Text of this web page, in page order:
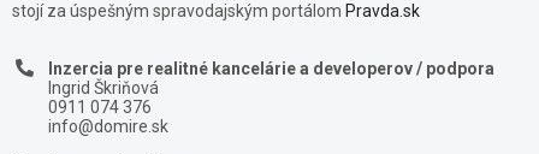
stojí za úspešným spravodajským portálom Pravda.sk
Inzercia pre realitné kancelárie a developerov / podpora
Ingrid Škriňová
0911 074 376
info@domire.sk